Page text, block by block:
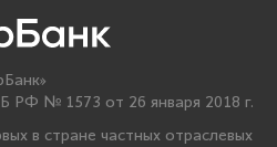
РФ № 1573 от 26 января 2018 г.
в стране частных отраслевых